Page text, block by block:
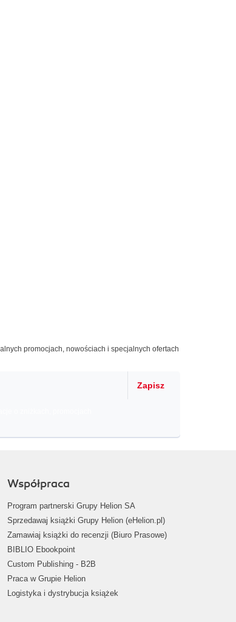
promocjach, nowościach i specjalnych ofertach
Zapisz
Współpraca
Program partnerski Grupy Helion SA
Sprzedawaj książki Grupy Helion (eHelion.pl)
Zamawiaj książki do recenzji (Biuro Prasowe)
BIBLIO Ebookpoint
Custom Publishing - B2B
Praca w Grupie Helion
Logistyka i dystrybucja książek